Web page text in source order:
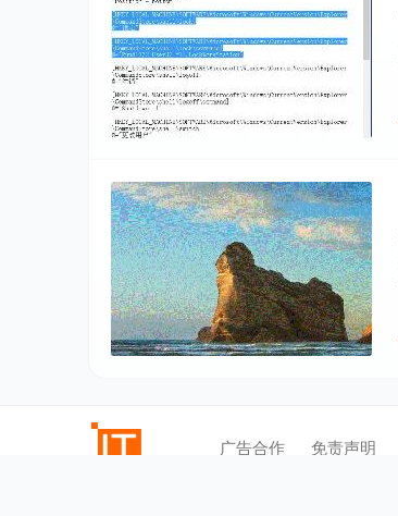
广告合作 免责声明